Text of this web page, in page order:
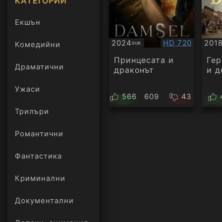
Екшън
Комедийни
Драматични
Ужаси
Трилъри
онлайн
Романтични
Фантастика
Криминални
Документални
2024SUB
Субтитри Качество:
HD 720
Принцесата и
драконът
566 609 43
2018
БГ
и